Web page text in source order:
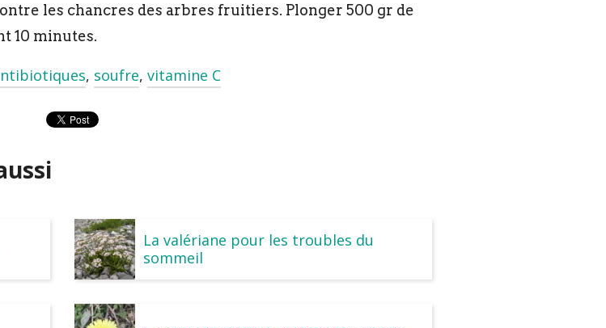
les chancres des arbres fruitiers. Plonger 500 gr de
10 minutes.
, soufre, vitamine C
La valériane pour les troubles du
sommeil